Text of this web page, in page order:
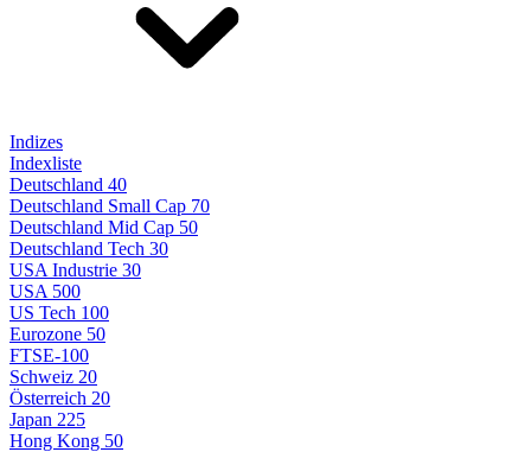
Indizes
Indexliste
Deutschland 40
Deutschland Small Cap 70
Deutschland Mid Cap 50
Deutschland Tech 30
USA Industrie 30
USA 500
US Tech 100
Eurozone 50
FTSE-100
Schweiz 20
Österreich 20
Japan 225
Hong Kong 50